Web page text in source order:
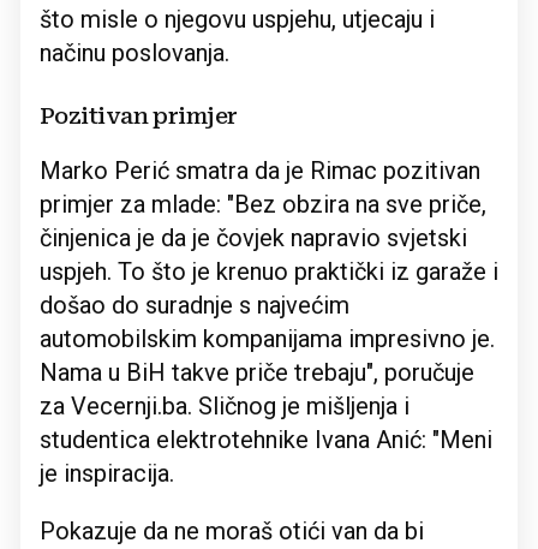
što misle o njegovu uspjehu, utjecaju i
načinu poslovanja.
Pozitivan primjer
Marko Perić smatra da je Rimac pozitivan
primjer za mlade: "Bez obzira na sve priče,
činjenica je da je čovjek napravio svjetski
uspjeh. To što je krenuo praktički iz garaže i
došao do suradnje s najvećim
automobilskim kompanijama impresivno je.
Nama u BiH takve priče trebaju", poručuje
za Vecernji.ba. Sličnog je mišljenja i
studentica elektrotehnike Ivana Anić: "Meni
je inspiracija.
Pokazuje da ne moraš otići van da bi